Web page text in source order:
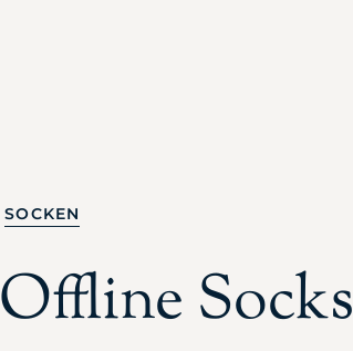
SOCKEN
Offline Socks